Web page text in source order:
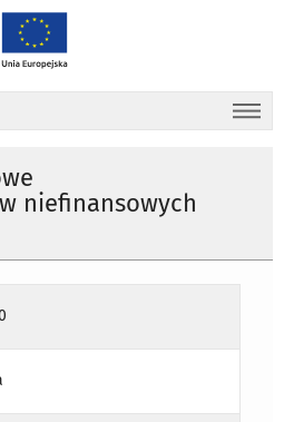
niefinansowych